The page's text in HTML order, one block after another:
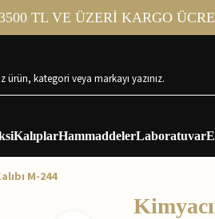
3500 TL VE ÜZERİ KARGO
KalıplarHammaddelerLaboratuvar
M-244